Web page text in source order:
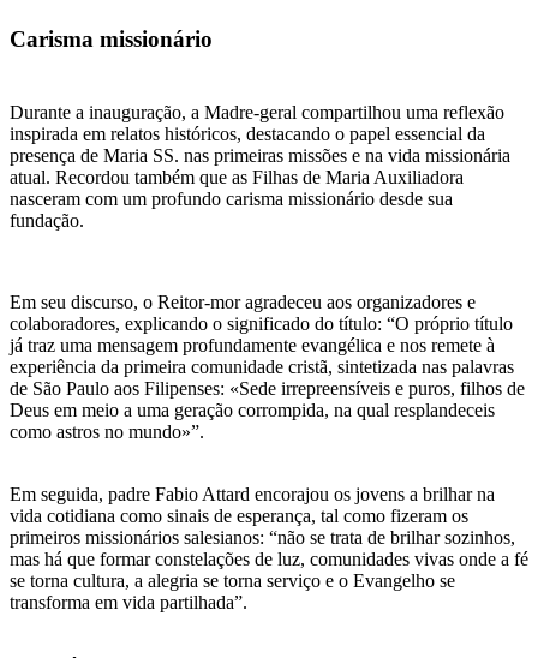
Carisma missionário
Durante a inauguração, a Madre-geral compartilhou uma reflexão
inspirada em relatos históricos, destacando o papel essencial da
presença de Maria SS. nas primeiras missões e na vida missionária
atual. Recordou também que as Filhas de Maria Auxiliadora
nasceram com um profundo carisma missionário desde sua
fundação.
Em seu discurso, o Reitor-mor agradeceu aos organizadores e
colaboradores, explicando o significado do título: “O próprio título
já traz uma mensagem profundamente evangélica e nos remete à
experiência da primeira comunidade cristã, sintetizada nas palavras
de São Paulo aos Filipenses: «Sede irrepreensíveis e puros, filhos de
Deus em meio a uma geração corrompida, na qual resplandeceis
como astros no mundo»”.
Em seguida, padre Fabio Attard encorajou os jovens a brilhar na
vida cotidiana como sinais de esperança, tal como fizeram os
primeiros missionários salesianos: “não se trata de brilhar sozinhos,
mas há que formar constelações de luz, comunidades vivas onde a fé
se torna cultura, a alegria se torna serviço e o Evangelho se
transforma em vida partilhada”.